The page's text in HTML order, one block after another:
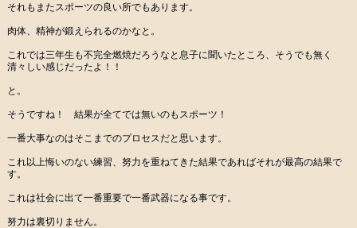
それもまたスポーツの良い所でもあります。
肉体、精神が鍛えられるのかなと。
これでは三年生も不完全燃焼だろうなと息子に聞いたところ、そうでも無く
清々しい感じだったよ！！
と。
そうですね！ 結果が全てでは無いのもスポーツ！
一番大事なのはそこまでのプロセスだと思います。
これ以上悔いのない練習、努力を重ねてきた結果であればそれが最高の結果で
す。
これは社会に出て一番重要で一番武器になる事です。
努力は裏切りません。